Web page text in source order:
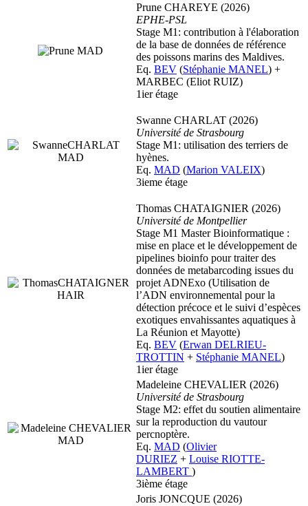
Prune CHAREYE (2026)
EPHE-PSL
Stage M1: contribution à l'élaboration
de la base de données de référence
des poissons marins des Maldives.
Eq. BEV (Stéphanie MANEL) +
MARBEC (Eliot RUIZ)
1ier étage
Swanne CHARLAT (2026)
Université de Strasbourg
Stage M1: utilisation des terriers de
hyènes.
Eq. MAD (Marion VALEIX)
3ieme étage
Thomas CHATAIGNIER (2026)
Universitéde Montpellier
Stage M1 Master Bioinformatique :
mise en place et le développement de
pipelines bioinfo pour traiter des
données de metabarcoding issues du
projet ADNExo (Utilisation de
l’ADN environnemental pour la
détection précoce et le suivi d’espèces
exotiques envahissantes aquatiques à
La Réunion et Mayotte)
Eq. BEV (Erwan DELRIEU-
TROTTIN + Stéphanie MANEL)
1ier étage
Madeleine CHEVALIER (2026)
Université de Strasbourg
Stage M2: effet du soutien alimentaire
sur la reproduction du vautour
percnoptère.
Eq. MAD (Olivier
DURIEZ + Louise RIOTTE-
LAMBERT )
3ième étage
Joris JONCQUE (2026)